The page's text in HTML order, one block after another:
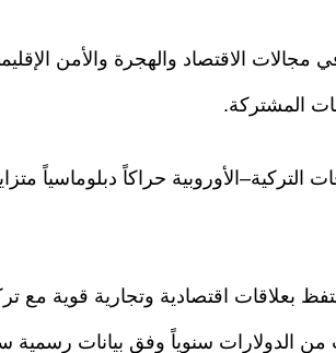
مجالات الاقتصاد والهجرة والأمن
المشتركة.
التركية–الأوروبية حراكاً دبلوماسياً
بعلاقات اقتصادية وتجارية قوية مع
من الدولارات سنوياً وفق بيانات رسمية